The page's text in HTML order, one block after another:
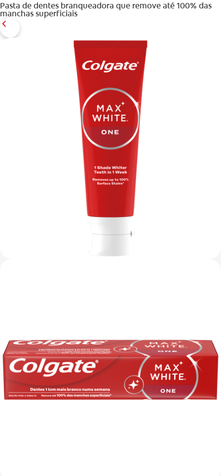
Pasta de dentes branqueadora que remove até 100% das
manchas superficiais